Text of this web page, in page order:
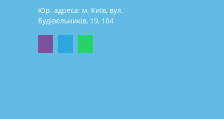
Юр. адреса: м. Київ, вул.
Будівельників, 19, 104